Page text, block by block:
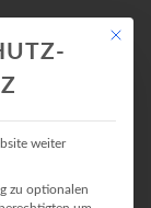
Mit
weiter
zu optionalen